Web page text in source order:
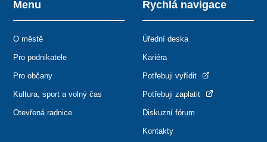
Menu
O městě
Pro podnikatele
Pro občany
Kultura, sport a volný čas
Otevřená radnice
Rychlá navigace
Úřední deska
Kariéra
Potřebuji vyřídit
Potřebuji zaplatit
Diskuzní fórum
Kontakty